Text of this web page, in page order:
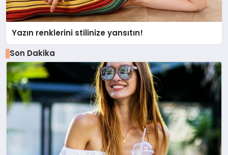
Yazın renklerini stilinize yansıtın!
Son Dakika